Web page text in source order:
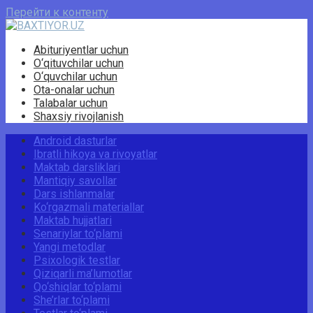
Перейти к контенту
Abituriyentlar uchun
O‘qituvchilar uchun
O‘quvchilar uchun
Ota-onalar uchun
Talabalar uchun
Shaxsiy rivojlanish
Android dasturlar
Ibratli hikoya va rivoyatlar
Maktab darsliklari
Mantiqiy savollar
Dars ishlanmalar
Ko‘rgazmali materiallar
Maktab hujjatlari
Senariylar to‘plami
Yangi metodlar
Psixologik testlar
Qiziqarli ma’lumotlar
Qo‘shiqlar to‘plami
She’rlar to‘plami